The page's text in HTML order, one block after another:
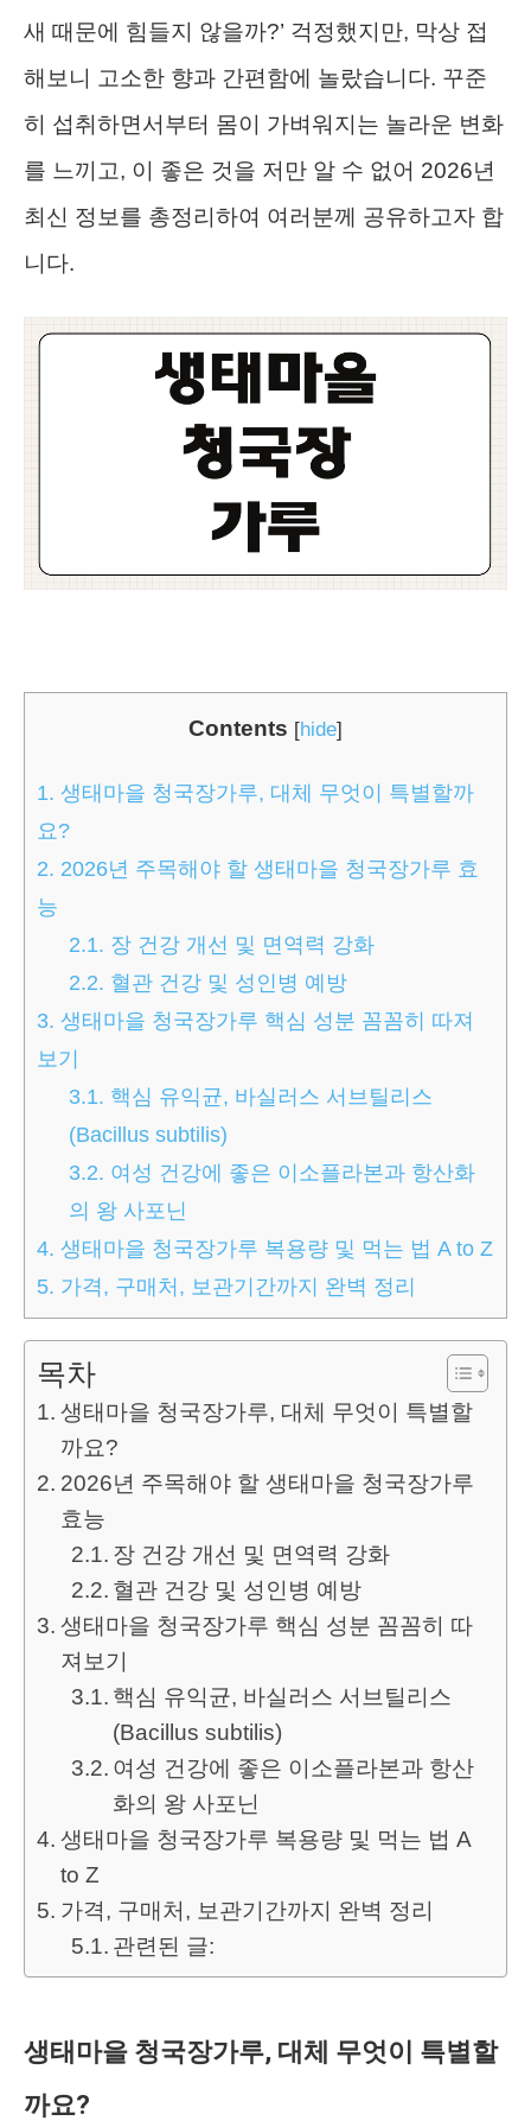
새 때문에 힘들지 않을까?’ 걱정했지만, 막상 접
해보니 고소한 향과 간편함에 놀랐습니다. 꾸준
히 섭취하면서부터 몸이 가벼워지는 놀라운 변화
를 느끼고, 이 좋은 것을 저만 알 수 없어 2026년
최신 정보를 총정리하여 여러분께 공유하고자 합
니다.
Contents [hide]
1. 생태마을 청국장가루, 대체 무엇이 특별할까
요?
2. 2026년 주목해야 할 생태마을 청국장가루 효
능
2.1. 장 건강 개선 및 면역력 강화
2.2. 혈관 건강 및 성인병 예방
3. 생태마을 청국장가루 핵심 성분 꼼꼼히 따져
보기
3.1. 핵심 유익균, 바실러스 서브틸리스
(Bacillus subtilis)
3.2. 여성 건강에 좋은 이소플라본과 항산화
의 왕 사포닌
4. 생태마을 청국장가루 복용량 및 먹는 법 A to Z
5. 가격, 구매처, 보관기간까지 완벽 정리
목차
생태마을 청국장가루, 대체 무엇이 특별할
까요?
2026년 주목해야 할 생태마을 청국장가루
효능
장 건강 개선 및 면역력 강화
혈관 건강 및 성인병 예방
생태마을 청국장가루 핵심 성분 꼼꼼히 따
져보기
핵심 유익균, 바실러스 서브틸리스
(Bacillus subtilis)
여성 건강에 좋은 이소플라본과 항산
화의 왕 사포닌
생태마을 청국장가루 복용량 및 먹는 법 A
to Z
가격, 구매처, 보관기간까지 완벽 정리
관련된 글:
생태마을 청국장가루, 대체 무엇이 특별할
까요?